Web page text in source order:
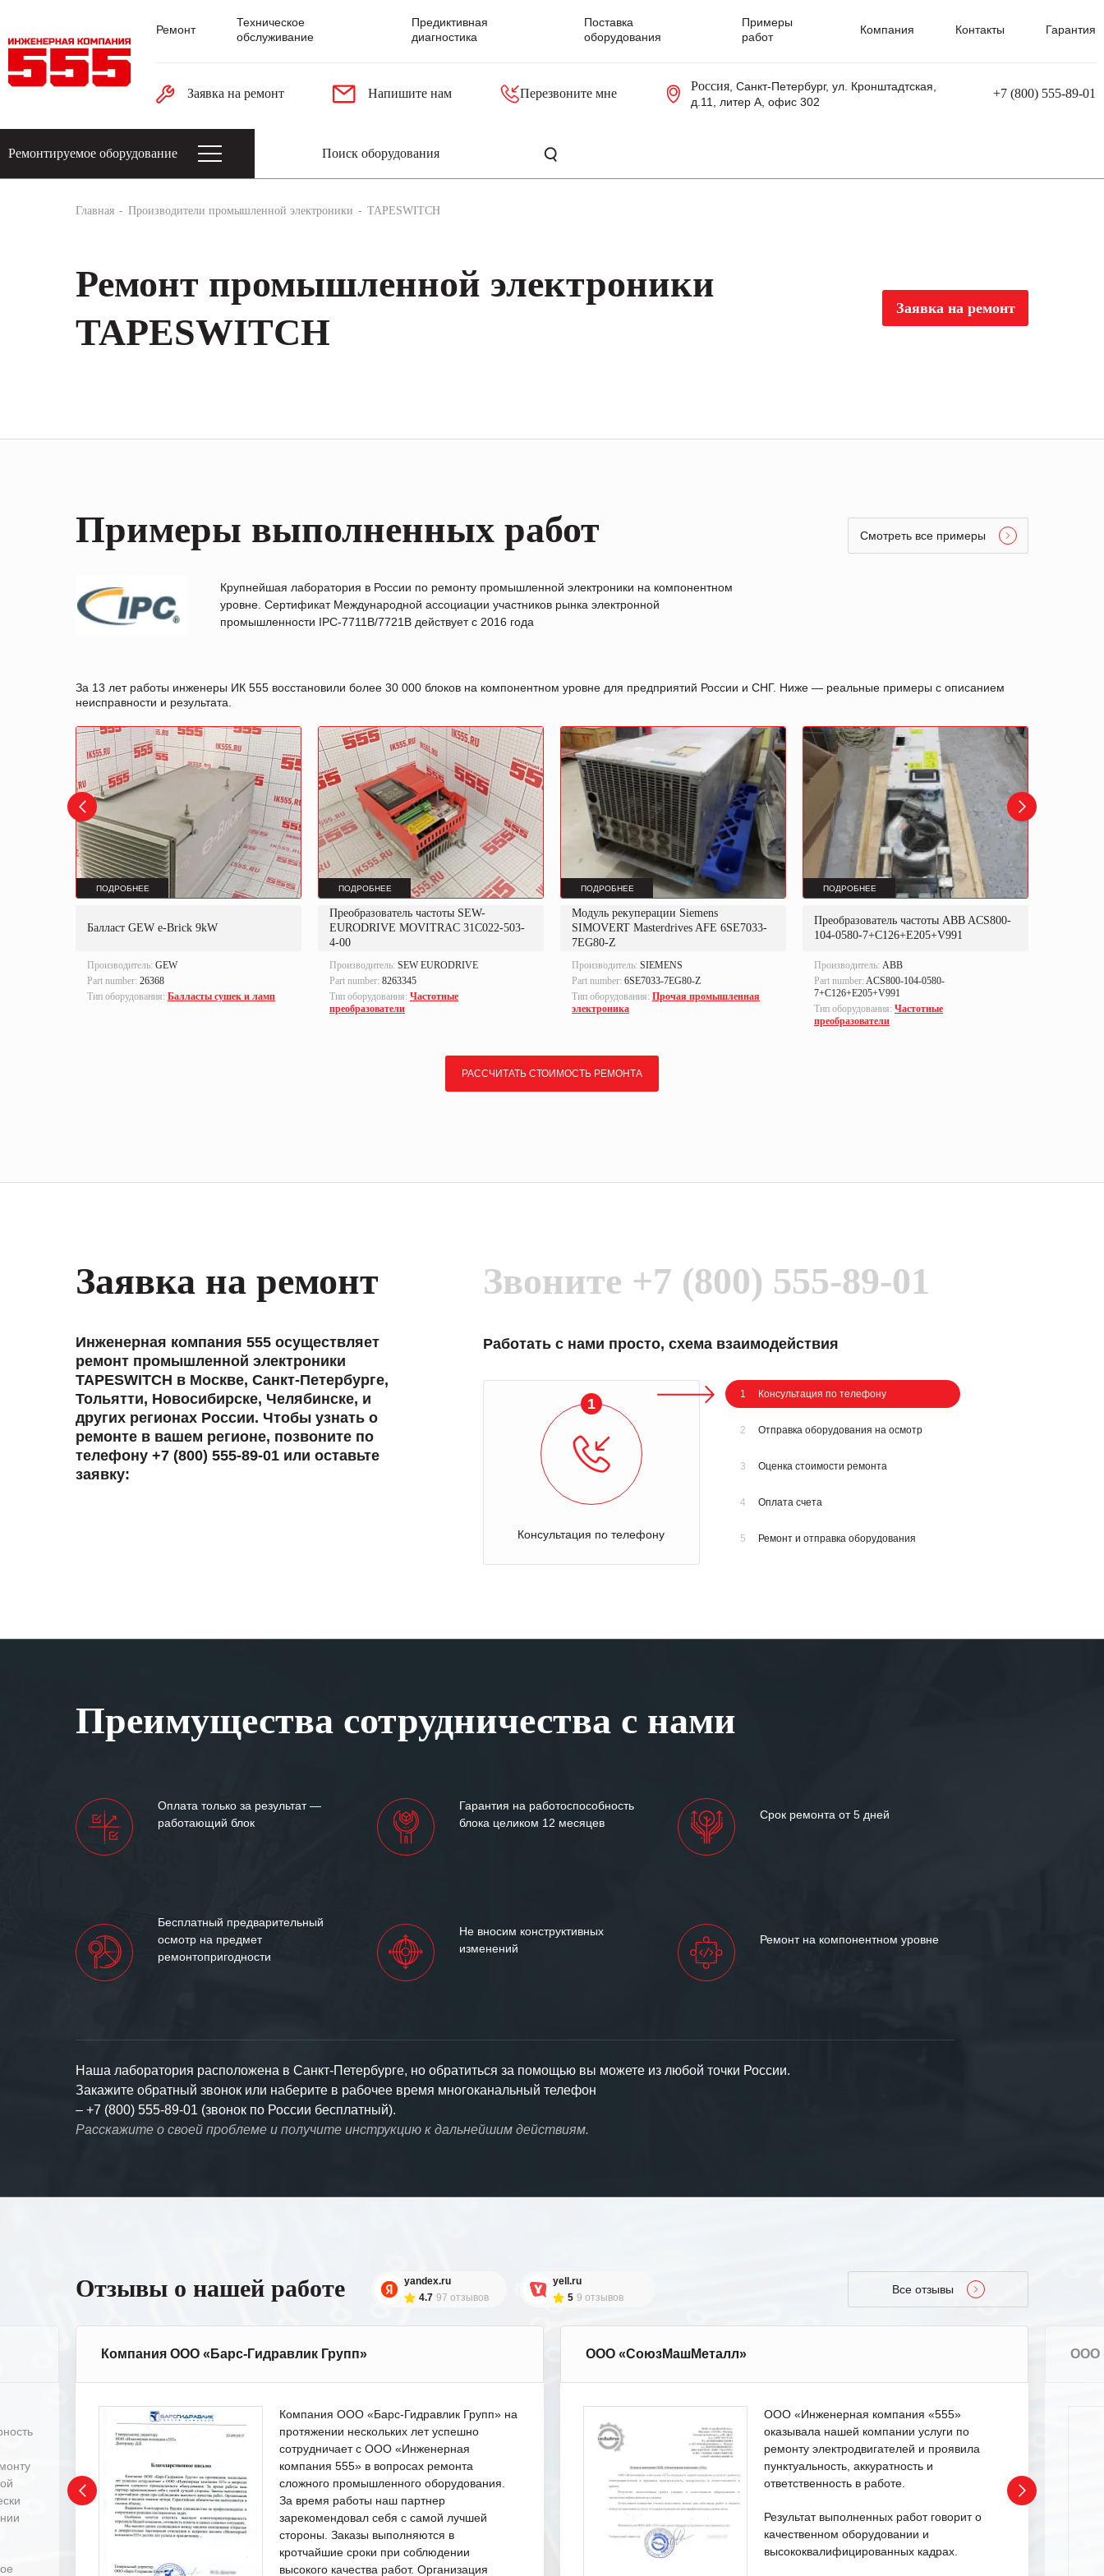
Ремонт
Техническое
обслуживание
Предиктивная
диагностика
Поставка
оборудования
Примеры
работ
Компания Контакты Гарантия
Заявка на ремонт Напишите нам Перезвоните мне
Россия, Санкт-Петербург, ул. Кронштадтская,
д.11, литер А, офис 302
+7 (800) 555-89-01
Ремонтируемое оборудование
Главная Производители промышленной электроники TAPESWITCH
Ремонт промышленной электроники
TAPESWITCH
Заявка на ремонт
Примеры выполненных работ
Крупнейшая лаборатория в России по ремонту промышленной электроники на компонентном
уровне. Сертификат Международной ассоциации участников рынка электронной
промышленности IPC-7711B/7721B действует с 2016 года
Смотреть все примеры
За 13 лет работы инженеры ИК 555 восстановили более 30 000 блоков на компонентном уровне для предприятий России и СНГ. Ниже — реальные примеры с описанием
неисправности и результата.
ПОДРОБНЕЕ
Балласт GEW e-Brick 9kW
Производитель: GEW
Part number: 26368
Тип оборудования: Балласты сушек и ламп
ПОДРОБНЕЕ
Преобразователь частоты SEW-
EURODRIVE MOVITRAC 31C022-503-
4-00
Производитель: SEW EURODRIVE
Part number: 8263345
Тип оборудования: Частотные
преобразователи
ПОДРОБНЕЕ
Модуль рекуперации Siemens
SIMOVERT Masterdrives AFE 6SE7033-
7EG80-Z
Производитель: SIEMENS
Part number: 6SE7033-7EG80-Z
Тип оборудования: Прочая промышленная
электроника
ПОДРОБНЕЕ
Преобразователь частоты ABB ACS800-
104-0580-7+C126+E205+V991
Производитель: ABB
Part number: ACS800-104-0580-
7+C126+E205+V991
Тип оборудования: Частотные
преобразователи
РАССЧИТАТЬ СТОИМОСТЬ РЕМОНТА
Заявка на ремонт
Инженерная компания 555 осуществляет
ремонт промышленной электроники
TAPESWITCH в Москве, Санкт-Петербурге,
Тольятти, Новосибирске, Челябинске, и
других регионах России. Чтобы узнать о
ремонте в вашем регионе, позвоните по
телефону +7 (800) 555-89-01 или оставьте
заявку:
Звоните +7 (800) 555-89-01
Работать с нами просто, схема взаимодействия
2
Отправка оборудования на осмотр
1 Консультация по телефону
2 Отправка оборудования на осмотр
3 Оценка стоимости ремонта
4 Оплата счета
5 Ремонт и отправка оборудования
Преимущества сотрудничества с нами
Оплата только за результат —
работающий блок
Гарантия на работоспособность
блока целиком 12 месяцев
Срок ремонта от 5 дней
Бесплатный предварительный
осмотр на предмет
ремонтопригодности
Не вносим конструктивных
изменений
Ремонт на компонентном уровне
Наша лаборатория расположена в Санкт-Петербурге, но обратиться за помощью вы можете из любой точки России.
Закажите обратный звонок или наберите в рабочее время многоканальный телефон
– +7 (800) 555-89-01 (звонок по России бесплатный).
Расскажите о своей проблеме и получите инструкцию к дальнейшим действиям.
Отзывы о нашей работе
yandex.ru
4.7 97 отзывов
yell.ru
5 9 отзывов
Все отзывы
Компания ООО «Барс-Гидравлик Групп»
Компания ООО «Барс-Гидравлик Групп» на
протяжении нескольких лет успешно
сотрудничает с ООО «Инженерная
компания 555» в вопросах ремонта
сложного промышленного оборудования.
За время работы наш партнер
зарекомендовал себя с самой лучшей
стороны. Заказы выполняются в
кротчайшие сроки при соблюдении
высокого качества работ. Организация
ООО «СоюзМашМеталл»
ООО «Инженерная компания «555»
оказывала нашей компании услуги по
ремонту электродвигателей и проявила
пунктуальность, аккуратность и
ответственность в работе.
Результат выполненных работ говорит о
качественном оборудовании и
высококвалифицированных кадрах.
ООО